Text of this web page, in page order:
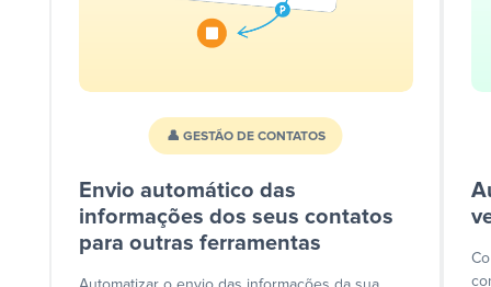
👤 GESTÃO DE CONTATOS
Envio automático das
informações dos seus contatos
para outras ferramentas